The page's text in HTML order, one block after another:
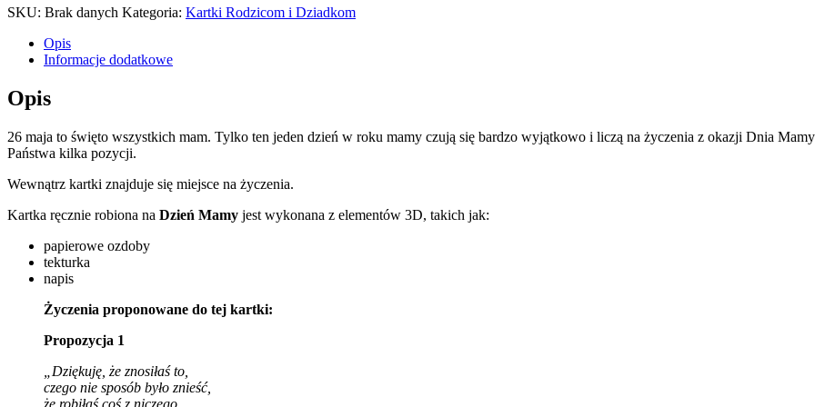
SKU: Brak danych Kategoria: Kartki Rodzicom i Dziadkom
Opis
Informacje dodatkowe
Opis
26 maja to święto wszystkich mam. Tylko ten jeden dzień w roku mamy czują się bardzo wyjątkowo i liczą na życzenia z okazji Dnia
Państwa kilka pozycji.
Wewnątrz kartki znajduje się miejsce na życzenia.
Kartka ręcznie robiona na Dzień Mamy jest wykonana z elementów 3D, takich jak:
papierowe ozdoby
tekturka
napis
Życzenia proponowane do tej kartki:
Propozycja 1
„Dziękuję, że znosiłaś to,
czego nie sposób było znieść,
że robiłaś coś z niczego,